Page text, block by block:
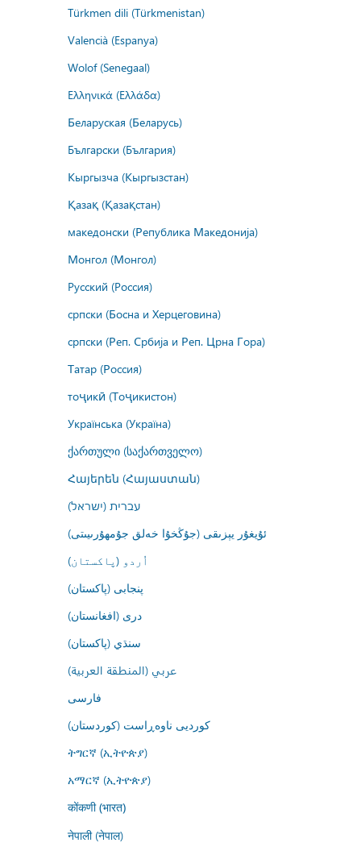
Türkmen dili (Türkmenistan)
Valencià (Espanya)
Wolof (Senegaal)
Ελληνικά (Ελλάδα)
Беларуская (Беларусь)
Български (България)
Кыргызча (Кыргызстан)
Қазақ (Қазақстан)
македонски (Република Македонија)
Монгол (Монгол)
Русский (Россия)
српски (Босна и Херцеговина)
српски (Реп. Србија и Реп. Црна Гора)
Татар (Россия)
тоҷикӣ (Тоҷикистон)
Українська (Україна)
ქართული (საქართველო)
Հայերեն (Հայաստան)
עברית (ישראל)
ئۇيغۇر يېزىقى (جۇڭخۇا خەلق جۇمھۇرىيىتى)
اُردو (پاکستان)
پنجابی (پاکستان)
درى (افغانستان)
سنڌي (پاکستان)
عربي (المنطقة العربية)
فارسى
کوردیی ناوەڕاست (کوردستان)
ትግርኛ (ኢትዮጵያ)
አማርኛ (ኢትዮጵያ)
कोंकणी (भारत)
नेपाली (नेपाल)